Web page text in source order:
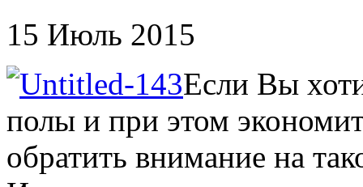
15 Июль 2015
Если Вы
полы и при этом
обратить внимание на